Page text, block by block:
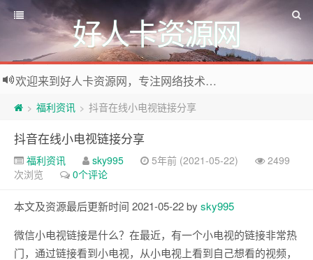
好人卡资源网
欢迎来到好人卡资源网，专注网络技术资源收集，我们不仅是网络资源的搬运工，也生产原创资源。寻找资源请留言或关注公众号:烈日下的男人
> 福利资讯 > 抖音在线小电视链接分享
抖音在线小电视链接分享
福利资讯 sky995 5年前 (2021-05-22)
2499
次浏览
0个评论
本文及资源最后更新时间 2021-05-22 by sky995
微信小电视链接是什么？在最近，有一个小电视的链接非常热
门，通过链接看到小电视，从小电视上看到自己想看的视频，